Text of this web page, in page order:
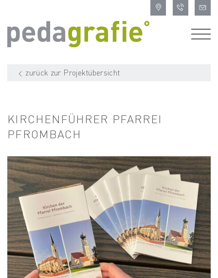
zurück zur Projektübersicht
KIRCHENFÜHRER PFARREI
PFROMBACH